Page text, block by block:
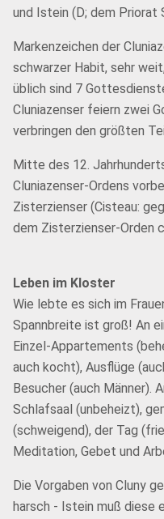
und Istein (D; dem
Markenzeichen der
schwarzer Habit, sehr
üblich sind 7
Cluniazenser feiern zwei
verbringen den größten
Mitte des 12.
Cluniazenser-Ordens
Zisterzienser (Cisteau:
dem Zisterzienser-Orden
Leben im Kloster
Wie lebte es sich im
Spannbreite ist groß! An
Einzel-Appartements
auch kocht), Ausflüge
Besucher (auch Männer).
Schlafsaal (unbeheizt),
(schweigend), der Tag
Meditation, Gebet und
Die Vorgaben von Cluny
harsch - Istein muß diese